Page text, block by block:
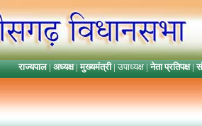
राज्यपाल |अध्यक्ष| मुख्यमंत्री| उपाध्यक्ष |नेता प्रतिपक्ष|